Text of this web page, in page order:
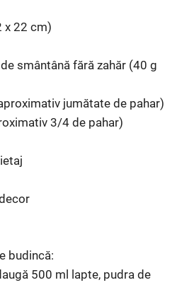
x 22 cm)
smântână fără zahăr (40 g
jumătate de pahar)
3/4 de pahar)
budincă:
500 ml lapte, pudra de